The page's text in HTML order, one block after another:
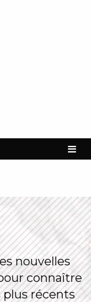
nouvelles
connaître
plus récents